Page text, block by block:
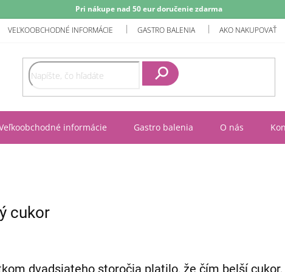
Pri nákupe nad 50 eur doručenie zdarma
VEĽKOOBCHODNÉ INFORMÁCIE GASTRO BALENIA AKO NAKUPOVAŤ
informácie Gastro balenia O nás
cukor